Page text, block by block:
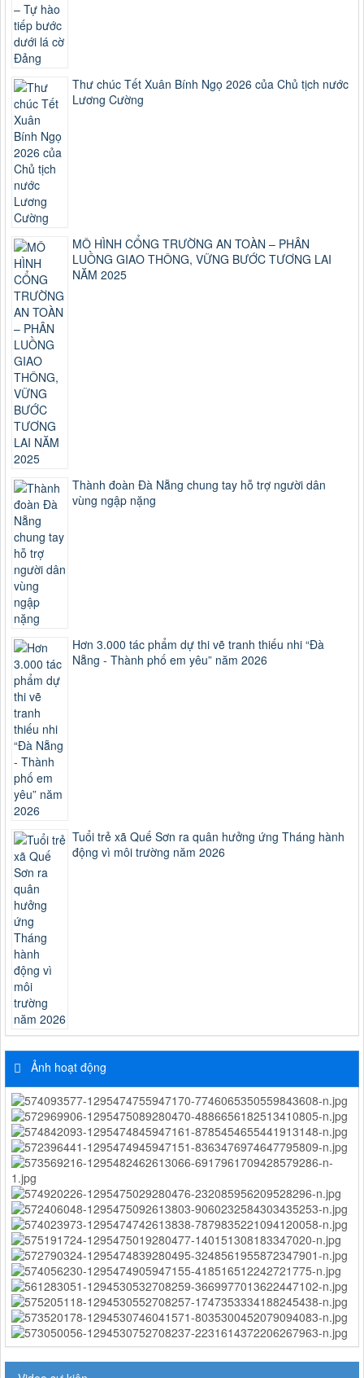
Thư chúc Tết Xuân Bính Ngọ 2026 của Chủ tịch nước
Lương Cường
MÔ HÌNH CỔNG TRƯỜNG AN TOÀN – PHÂN
LUỒNG GIAO THÔNG, VỮNG BƯỚC TƯƠNG LAI
NĂM 2025
Thành đoàn Đà Nẵng chung tay hỗ trợ người dân
vùng ngập nặng
Hơn 3.000 tác phẩm dự thi vẽ tranh thiếu nhi “Đà
Nẵng - Thành phố em yêu” năm 2026
Tuổi trẻ xã Quế Sơn ra quân hưởng ứng Tháng hành
động vì môi trường năm 2026
Ảnh hoạt động